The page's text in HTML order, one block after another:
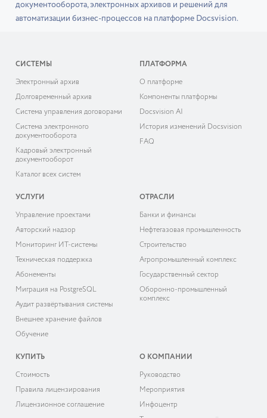
документооборота, электронных архивов и решений для
автоматизации бизнес-процессов на платформе Docsvision.
СИСТЕМЫ
Электронный архив
Долговременный архив
Система управления договорами
Система электронного
документооборота
Кадровый электронный
документооборот
Каталог всех систем
ПЛАТФОРМА
О платформе
Компоненты платформы
Docsvision AI
История изменений Docsvision
FAQ
УСЛУГИ
Управление проектами
Авторский надзор
Мониторинг ИТ-системы
Техническая поддержка
Абонементы
Миграция на PostgreSQL
Аудит развёртывания системы
Внешнее хранение файлов
Обучение
ОТРАСЛИ
Банки и финансы
Нефтегазовая промышленность
Строительство
Агропромышленный комплекс
Государственный сектор
Оборонно-промышленный
комплекс
КУПИТЬ
Cтоимость
Правила лицензирования
Лицензионное соглашение
О КОМПАНИИ
Руководство
Мероприятия
Инфоцентр